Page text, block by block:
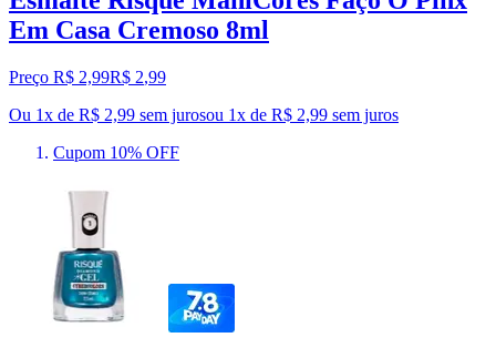
Em Casa Cremoso 8ml
Preço R$ 2,99R$ 2,99
Ou 1x de R$ 2,99 sem jurosou 1x de R$ 2,99 sem juros
Cupom 10% OFF